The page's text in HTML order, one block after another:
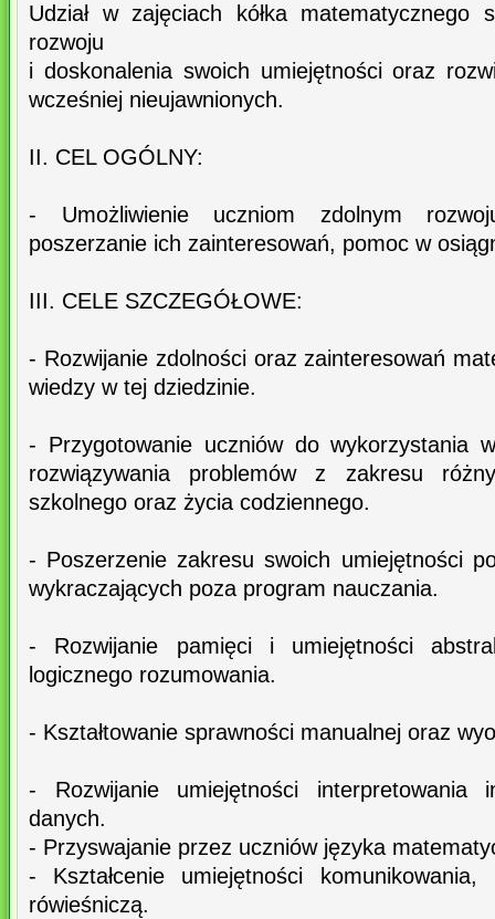
Udział w zajęciach kółka matematycznego
rozwoju
i doskonalenia swoich umiejętności oraz
wcześniej nieujawnionych.
II. CEL OGÓLNY:
- Umożliwienie uczniom zdolnym
poszerzanie ich zainteresowań, pomoc w
III. CELE SZCZEGÓŁOWE:
- Rozwijanie zdolności oraz zainteresowań
wiedzy w tej dziedzinie.
- Przygotowanie uczniów do wykorzystania
rozwiązywania problemów z zakresu
szkolnego oraz życia codziennego.
- Poszerzenie zakresu swoich umiejętności
wykraczających poza program nauczania.
- Rozwijanie pamięci i umiejętności
logicznego rozumowania.
- Kształtowanie sprawności manualnej oraz
- Rozwijanie umiejętności interpretowania
danych.
- Przyswajanie przez uczniów języka
- Kształcenie umiejętności
rówieśniczą.